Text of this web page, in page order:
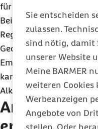
Sie entscheiden
zulassen.
sind nötig, damit
unserer Website
Meine BARMER
weiteren Cookies
Werbeanzeigen
Angebote von
stellen. Oder
für sie
Bei dieser Form der
Regionen des Gehirns,
Gedächtnisbildung und
Emotionen
kann als Folge von
Alkoholabusus
Anzeichen